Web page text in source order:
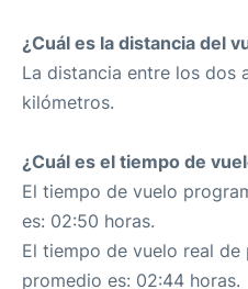
¿Cuál es la distancia del
La distancia entre los dos
kilómetros.
¿Cuál es el tiempo de
El tiempo de vuelo
es: 02:50 horas.
El tiempo de vuelo real
promedio es: 02:44 horas.